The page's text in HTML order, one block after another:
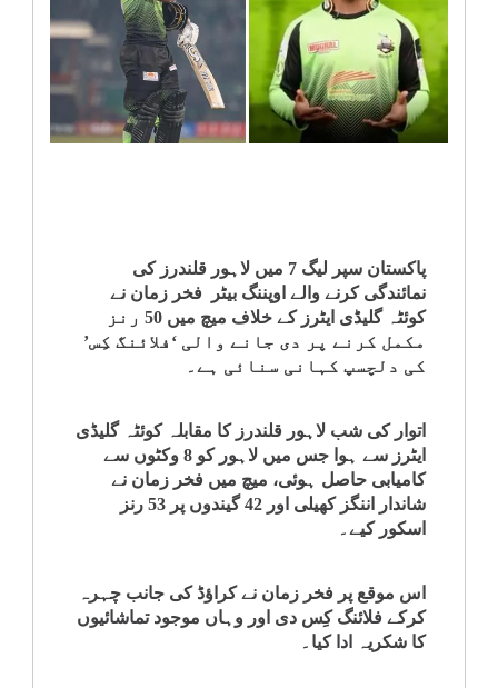
انٹرٹینمنٹ
صحت
‎کرائم
سیاست
قومی
سپلیمنٹس
پاکستان سپر لیگ 7 میں لاہور قلندرز کی
نمائندگی کرنے والے اوپننگ بیٹر فخر زمان نے
کوئٹہ گلیڈی ایٹرز کے خلاف میچ میں 50 رنز
مکمل کرنے پر دی جانے والی ‘فلائنگ کِس’
کی دلچسپ کہانی سنائی ہے۔
اتوار کی شب لاہور قلندرز کا مقابلہ کوئٹہ گلیڈی
ایٹرز سے ہوا جس میں لاہور کو 8 وکٹوں سے
کامیابی حاصل ہوئی، میچ میں فخر زمان نے
شاندار اننگز کھیلی اور 42 گیندوں پر 53 رنز
اسکور کیے۔
اس موقع پر فخر زمان نے کراؤڈ کی جانب چہرہ
کرکے فلائنگ کِس دی اور وہاں موجود تماشائیوں
کا شکریہ ادا کیا۔